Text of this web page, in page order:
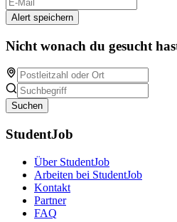
Alert speichern
Nicht wonach du gesucht
Suchen
StudentJob
Über StudentJob
Arbeiten bei StudentJob
Kontakt
Partner
FAQ